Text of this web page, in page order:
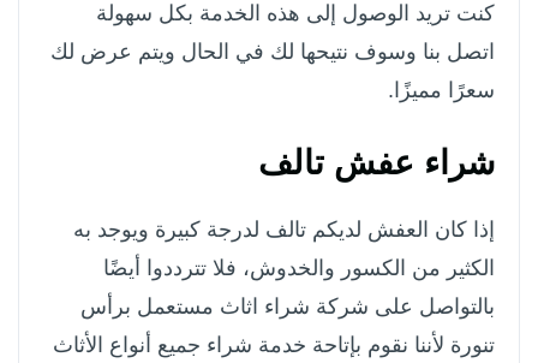
كنت تريد الوصول إلى هذه الخدمة بكل سهولة
اتصل بنا وسوف نتيحها لك في الحال ويتم عرض لك
سعرًا مميزًا.
شراء عفش تالف
إذا كان العفش لديكم تالف لدرجة كبيرة ويوجد به
الكثير من الكسور والخدوش، فلا تترددوا أيضًا
بالتواصل على شركة شراء اثاث مستعمل برأس
تنورة لأننا نقوم بإتاحة خدمة شراء جميع أنواع الأثاث